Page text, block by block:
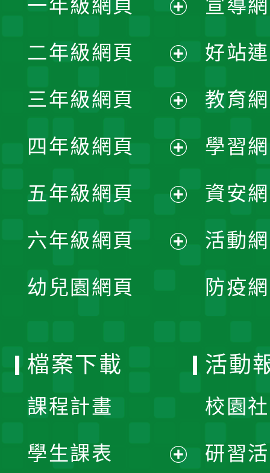
一年級網頁
開
選
單
二年級網頁
開
選
單
三年級網頁
開
選
單
四年級網頁
開
選
五年級網頁
開
六年級網頁
幼兒園網頁
宣導
好站
教育
學習
資安
活動
防疫
檔案下載
課程計畫
學生課表
活動
校園
研習